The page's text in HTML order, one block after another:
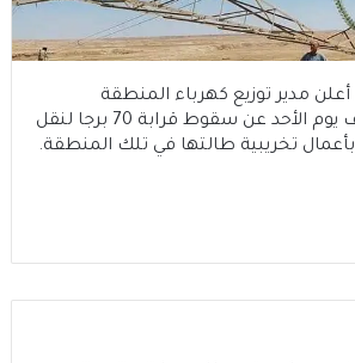
أعلن مدير توزيع كهرباء المنطقة
الشمالية زيدان خلف يوم الأحد عن سقوط قرابة 70 برجا لنقل
بأعمال تخريبية طالتها في تلك المنطقة.